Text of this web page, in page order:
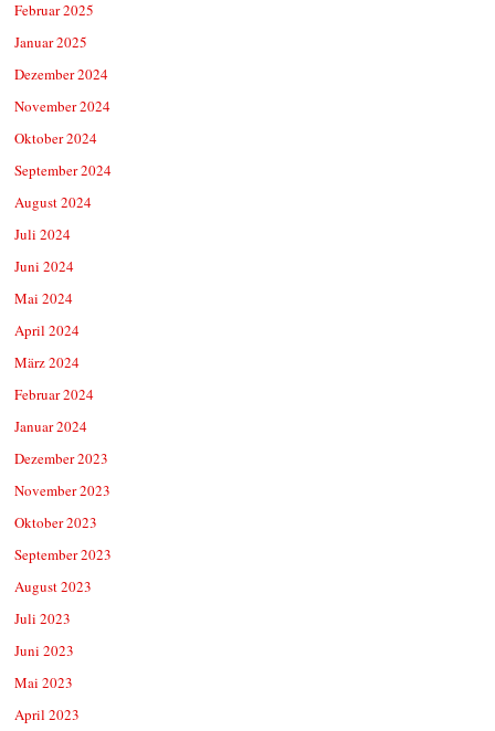
Februar 2025
Januar 2025
Dezember 2024
November 2024
Oktober 2024
September 2024
August 2024
Juli 2024
Juni 2024
Mai 2024
April 2024
März 2024
Februar 2024
Januar 2024
Dezember 2023
November 2023
Oktober 2023
September 2023
August 2023
Juli 2023
Juni 2023
Mai 2023
April 2023